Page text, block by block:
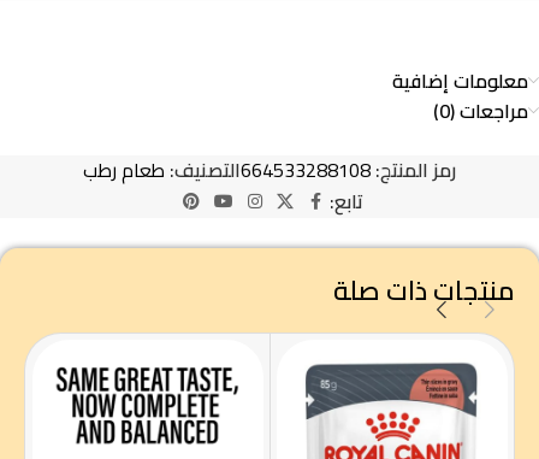
معلومات إضافية
مراجعات (0)
رمز المنتج:664533288108التصنيف: طعام رطب
تابع:
منتجات ذات صلة